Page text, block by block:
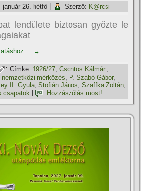
január 26. hétfő Szerző: K@rcsi
lendülete biztosan győzte le
→
Címke: 1926/27 ,Csontos Kálmán
nemzetközi mérkőzés, P. Szabó Gábor,
II. Gyula,Stofián János,Szaffka Zoltán,
csapatok Hozzászólás most!